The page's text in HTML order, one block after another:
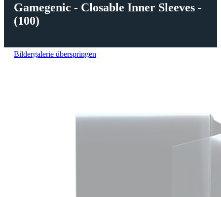
Gamegenic - Closable Inner Sleeves -
(100)
Bildergalerie überspringen